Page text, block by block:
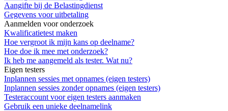
Aangifte bij de Belastingdienst
Gegevens voor uitbetaling
Aanmelden voor onderzoek
Kwalificatietest maken
Hoe vergroot ik mijn kans op deelname?
Hoe doe ik mee met onderzoek?
Ik heb me aangemeld als tester. Wat nu?
Eigen testers
Inplannen sessies met opnames (eigen testers)
Inplannen sessies zonder opnames (eigen testers)
Testeraccount voor eigen testers aanmaken
Gebruik een unieke deelnamelink